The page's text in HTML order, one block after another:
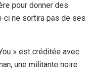
pour donner des
ci ne sortira pas de ses
» est créditée avec
une militante noire